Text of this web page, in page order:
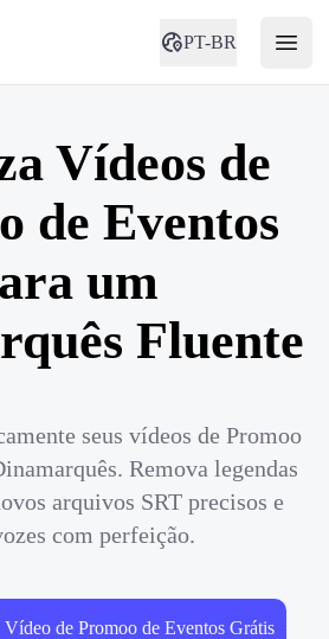
PT-BR
Vídeos de
de Eventos
um
Fluente
seus vídeos de Promoo
Remova legendas
arquivos SRT precisos e
com perfeição.
de Promoo de Eventos Grátis